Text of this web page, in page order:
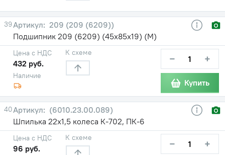
39
209 (209 (6209))
Подшипник 209 (6209) (45х85х19) (М)
Наличие
Цена с НДС
432 руб.
К схеме − +
Купить
40
(6010.23.00.089)
Шпилька 22х1,5 колеса К-702, ПК-6
Цена с НДС
96 руб.
К схеме − +